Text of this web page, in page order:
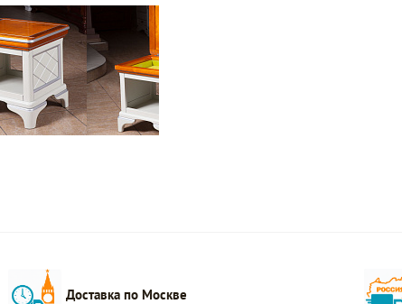
Доставка по Москве